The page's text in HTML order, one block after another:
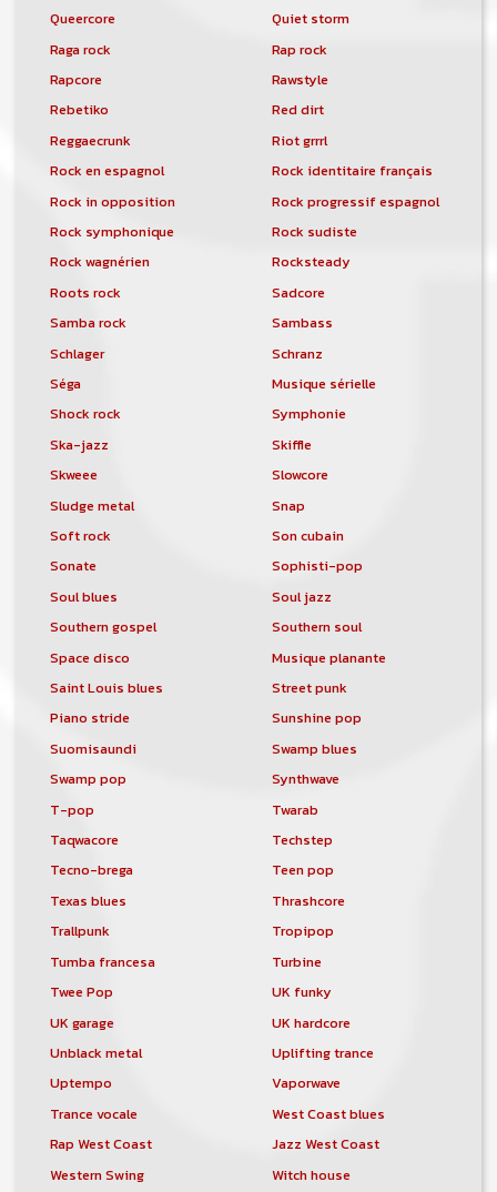
Queercore
Quiet storm
Raga rock
Rap rock
Rapcore
Rawstyle
Rebetiko
Red dirt
Reggaecrunk
Riot grrrl
Rock en espagnol
Rock identitaire français
Rock in opposition
Rock progressif espagnol
Rock symphonique
Rock sudiste
Rock wagnérien
Rocksteady
Roots rock
Sadcore
Samba rock
Sambass
Schlager
Schranz
Séga
Musique sérielle
Shock rock
Symphonie
Ska-jazz
Skiffle
Skweee
Slowcore
Sludge metal
Snap
Soft rock
Son cubain
Sonate
Sophisti-pop
Soul blues
Soul jazz
Southern gospel
Southern soul
Space disco
Musique planante
Saint Louis blues
Street punk
Piano stride
Sunshine pop
Suomisaundi
Swamp blues
Swamp pop
Synthwave
T-pop
Twarab
Taqwacore
Techstep
Tecno-brega
Teen pop
Texas blues
Thrashcore
Trallpunk
Tropipop
Tumba francesa
Turbine
Twee Pop
UK funky
UK garage
UK hardcore
Unblack metal
Uplifting trance
Uptempo
Vaporwave
Trance vocale
West Coast blues
Rap West Coast
Jazz West Coast
Western Swing
Witch house